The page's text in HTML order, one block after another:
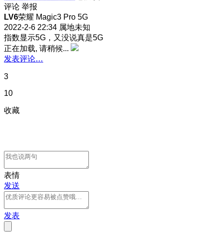
评论 举报
LV6荣耀 Magic3 Pro 5G
2022-2-6 22:34 属地未知
指数显示5G，又没说真是5G
正在加载, 请稍候...
发表评论…
3
10
收藏
表情
发送
发表